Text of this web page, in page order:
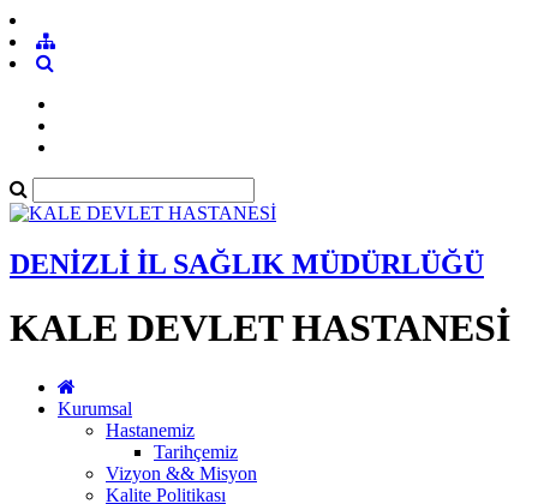
DENİZLİ İL SAĞLIK MÜDÜRLÜĞÜ
KALE DEVLET HASTANESİ
Kurumsal
Hastanemiz
Tarihçemiz
Vizyon && Misyon
Kalite Politikası